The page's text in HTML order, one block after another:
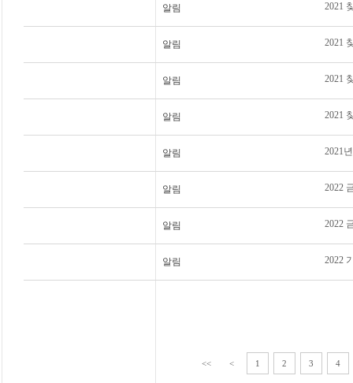
알림 2021
알림 2021
알림 2021
알림 2021
알림 2021
알림 2022
알림 2022
알림 2022
<< < 1 2 3 4